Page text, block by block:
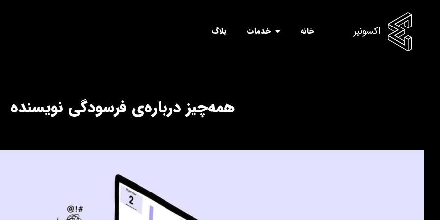
بلاگ خدمات خانه اکسونیر
همه‌چیز درباره‌ی فرسودگی نویسنده